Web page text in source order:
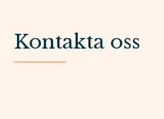
Kontakta oss